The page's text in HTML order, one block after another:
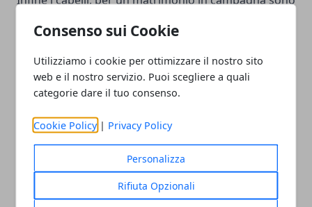
Consenso sui Cookie
Utilizziamo i cookie per ottimizzare il nostro sito
web e il nostro servizio. Puoi scegliere a quali
categorie dare il tuo consenso.
Cookie Policy | Privacy Policy
Personalizza
Rifiuta Opzionali
donne quanto per gli uomini. Meglio una treccia
laterale o un raccolto morbido che comunque
incornici il viso con qualche ciocca.
Ottima scelta un fiore tra i capelli che riprende
efficacemente il motivo dell’intero matrimonio